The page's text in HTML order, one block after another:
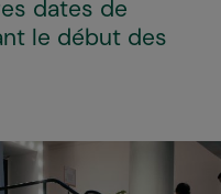
dates de
le début des